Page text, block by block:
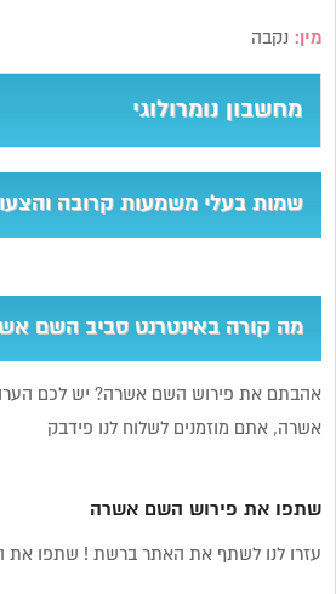
מין: נקבה
מחשבון נומרולוגי
שמות בעלי משמעות קרובה
מה קורה באינטרנט סביב השם
אהבתם את פירוש השם אשרה? יש לכם
אשרה, אתם מוזמנים לשלוח לנו פידבק
שתפו את פירוש השם אשרה
עזרו לנו לשתף את האתר ברשת ! שתפו